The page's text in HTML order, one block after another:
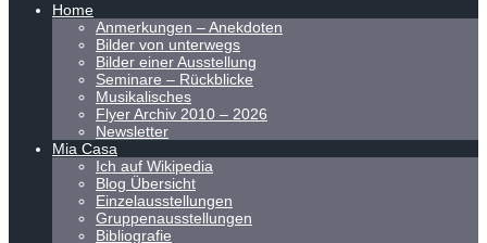
Home
Anmerkungen – Anekdoten
Bilder von unterwegs
Bilder einer Ausstellung
Seminare – Rückblicke
Musikalisches
Flyer Archiv 2010 – 2026
Newsletter
Mia Casa
Ich auf Wikipedia
Blog Übersicht
Einzelausstellungen
Gruppenausstellungen
Bibliografie